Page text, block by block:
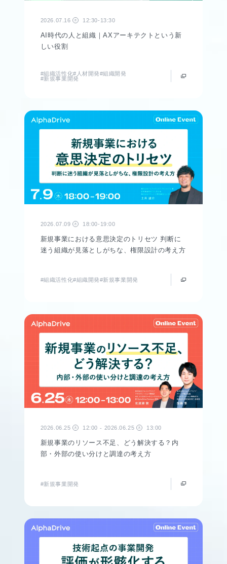
2026.07.16 木 12:30-13:30
AI時代の人と組織｜AXアーキテクトという新
しい役割
#組織活性化#人材開発#組織開発
#新規事業開発
2026.07.09 木 18:00-19:00
新規事業における意思決定のトリセツ 判断に
迷う組織が見落としがちな、権限設計の考え方
#組織活性化#組織開発#新規事業開発
2026.06.25 木 12:00 - 2026.06.25 木 13:00
新規事業のリソース不足、どう解決する？内
部・外部の使い分けと調達の考え方
#新規事業開発